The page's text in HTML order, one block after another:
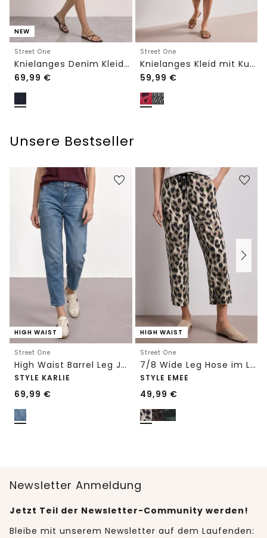
NEW
Street One
Knielanges Denim Kleid mit 3/4-Arm
69,99 €
Street One
Knielanges Kleid mit Kurzarm und Print
59,99 €
Unsere Bestseller
HIGH WAIST
Street One
High Waist Barrel Leg Jeans im Loose Fit
STYLE KARLIE
69,99 €
HIGH WAIST
Street One
7/8 Wide Leg Hose im Loose Fit mit Print
STYLE EMEE
49,99 €
Newsletter Anmeldung
Jetzt Teil der Newsletter-Community werden!
Bleibe mit unserem Newsletter auf dem Laufenden: